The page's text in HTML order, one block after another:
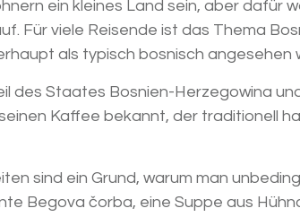
ein kleines Land sein, aber dafür
Für viele Reisende ist das Thema
als typisch bosnisch angesehen
des Staates Bosnien-Herzegowina
Kaffee bekannt, der traditionell
sind ein Grund, warum man
Begova čorba, eine Suppe aus